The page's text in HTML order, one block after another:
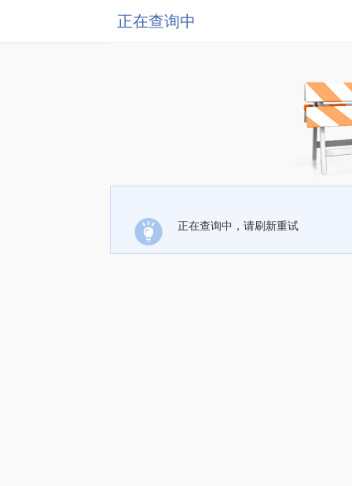
正在查询中
正在查询中，请刷新重试